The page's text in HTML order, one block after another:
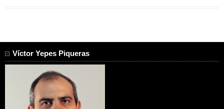
Víctor Yepes Piqueras